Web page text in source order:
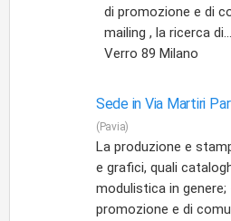
di promozione e di
mailing , la ricerca
Verro 89 Milano
Sede in Via Martiri
(Pavia)
La produzione e
e grafici, quali
modulistica in
promozione e di